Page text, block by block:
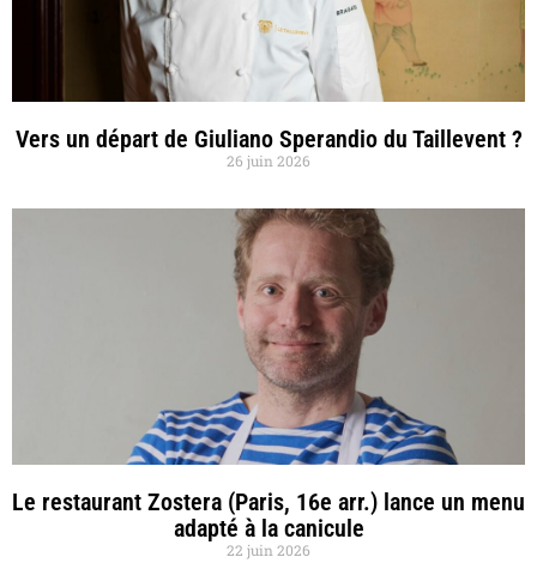
Vers un départ de Giuliano Sperandio du Taillevent ?
26 juin 2026
Le restaurant Zostera (Paris, 16e arr.) lance un menu
adapté à la canicule
22 juin 2026